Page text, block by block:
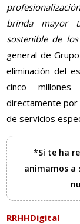
brinda mayor
sostenible de
general de
eliminación del
cinco
directamente por
de servicios
*Si te ha
animamos a
RRHHDigital